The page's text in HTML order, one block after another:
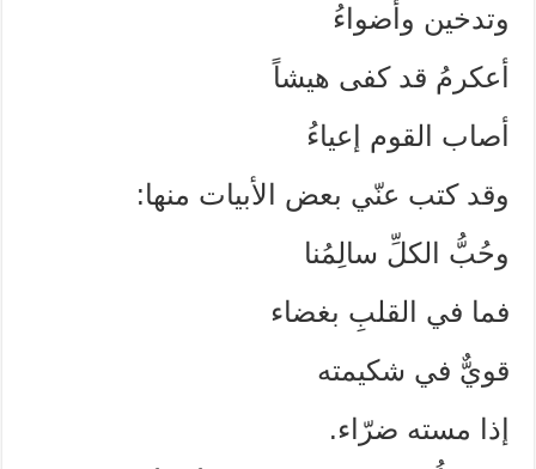
وتدخين وأضواءُ
أعكرمُ قد كفى هيشاً
أصاب القوم إعياءُ
وقد كتب عنّي بعض الأبيات منها:
وحُبُّ الكلِّ سالِمُنا
فما في القلبِ بغضاء
قويٌّ في شكيمته
إذا مسته ضرّاء.